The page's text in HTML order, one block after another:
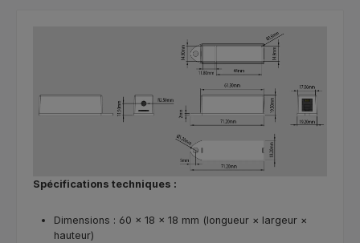
Spécifications techniques :
Dimensions : 60 × 18 × 18 mm (longueur × largeur ×
hauteur)